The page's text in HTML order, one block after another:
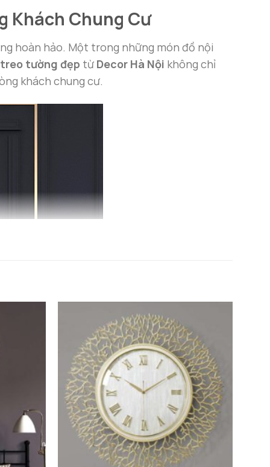
Khách Chung Cư
hoàn hảo. Một trong những món đồ nội
tường đẹp từ Decor Hà Nội không chỉ
khách chung cư.